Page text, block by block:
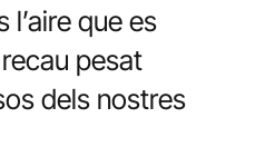
l’aire que es
pesat
dels nostres